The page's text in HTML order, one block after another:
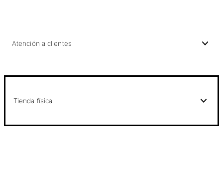
Atención a clientes
Tienda física